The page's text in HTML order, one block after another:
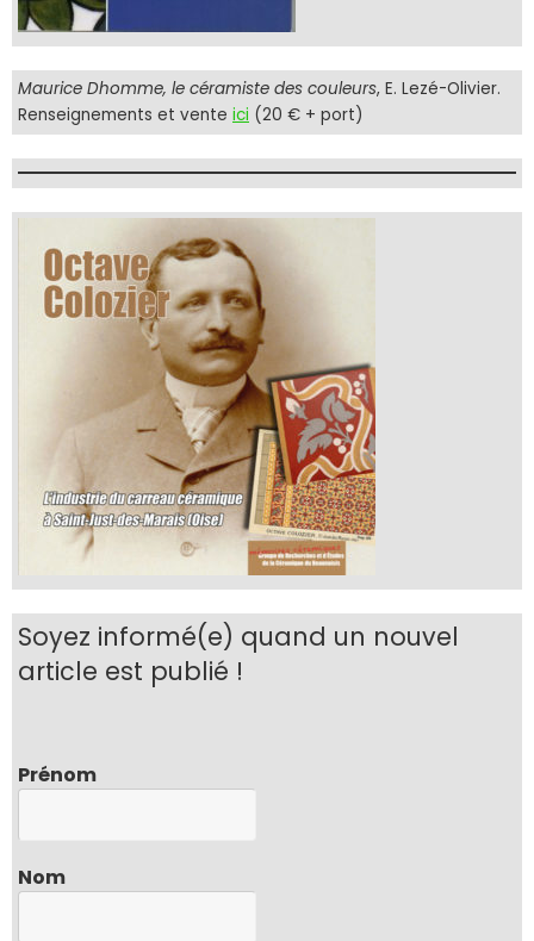
Maurice Dhomme, le céramiste des couleurs, E. Lezé-Olivier.
Renseignements et vente ici (20 € + port)
Soyez informé(e) quand un nouvel
article est publié !
Prénom
Nom